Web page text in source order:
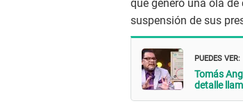
que generó una ola
suspensión de sus
PUEDES VER:
Tomás
detalle